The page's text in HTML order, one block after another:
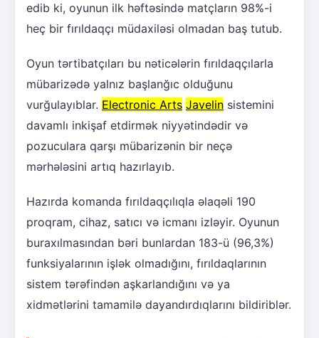
edib ki, oyunun ilk həftəsində matçların 98%-i
heç bir fırıldaqçı müdaxiləsi olmadan baş tutub.
Oyun tərtibatçıları bu nəticələrin fırıldaqçılarla
mübarizədə yalnız başlanğıc olduğunu
vurğulayıblar. Electronic Arts Javelin sistemini
davamlı inkişaf etdirmək niyyətindədir və
pozuculara qarşı mübarizənin bir neçə
mərhələsini artıq hazırlayıb.
Hazırda komanda fırıldaqçılıqla əlaqəli 190
proqram, cihaz, satıcı və icmanı izləyir. Oyunun
buraxılmasından bəri bunlardan 183-ü (96,3%)
funksiyalarının işlək olmadığını, fırıldaqlarının
sistem tərəfindən aşkarlandığını və ya
xidmətlərini tamamilə dayandırdıqlarını bildiriblər.